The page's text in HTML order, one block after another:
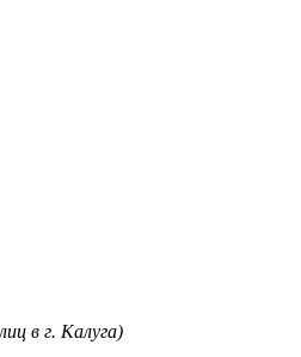
в г. Калуга)